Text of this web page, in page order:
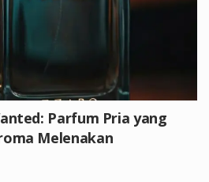
Parfum Pria yang
Melenakan